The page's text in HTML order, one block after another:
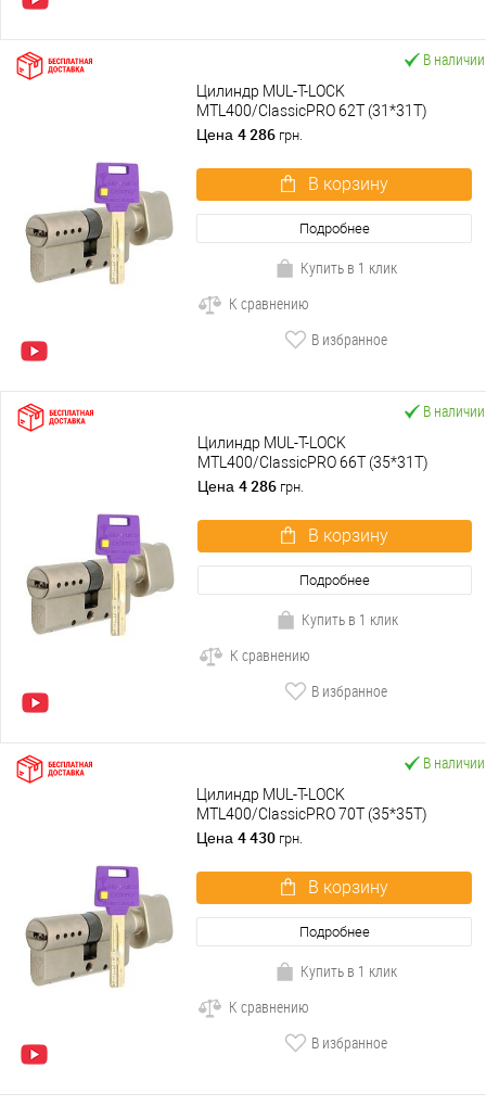
В наличии
Цилиндр MUL-T-LOCK
MTL400/ClassicPRO 62T (31*31T)
никель сатин
Цена 4 286 грн.
В корзину
Подробнее
Купить в 1 клик
К сравнению
В избранное
В наличии
Цилиндр MUL-T-LOCK
MTL400/ClassicPRO 66T (35*31T)
никель сатин
Цена 4 286 грн.
В корзину
Подробнее
Купить в 1 клик
К сравнению
В избранное
В наличии
Цилиндр MUL-T-LOCK
MTL400/ClassicPRO 70T (35*35T)
никель сатин
Цена 4 430 грн.
В корзину
Подробнее
Купить в 1 клик
К сравнению
В избранное